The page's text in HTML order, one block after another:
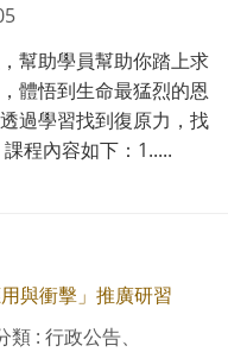
幫助學員幫助你踏上求
體悟到生命最猛烈的恩
過學習找到復原力，找
程內容如下：1.....
與衝擊」推廣研習
類 : 行政公告、